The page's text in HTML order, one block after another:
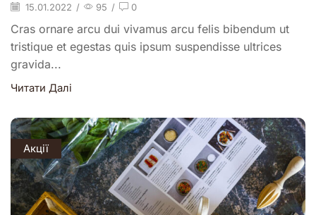
15.01.2022 / 95 / 0
Cras ornare arcu dui vivamus arcu felis bibendum ut
tristique et egestas quis ipsum suspendisse ultrices
gravida...
Читати Далі
Акції